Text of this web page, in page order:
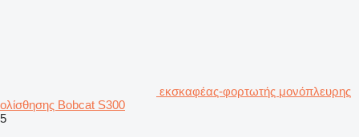
εκσκαφέας-φορτωτής μονόπλευρης
ολίσθησης Bobcat S300
5